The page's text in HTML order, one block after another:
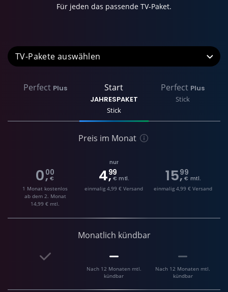
Für jeden das passende TV-Paket.
TV-Pakete
Perfect Plus Start
JAHRESPAKET
Stick
Perfect Plus
Stick
Preis im Monat
0,00
€
1 Monat kostenlos
ab dem 2. Monat
14,99 € mtl.
nur
4,99
€ mtl.
einmalig 4,99 € Versand
15,99
€ mtl.
einmalig 4,99 € Versand
Monatlich kündbar
Nach 12 Monaten mtl.
kündbar
Nach 12 Monaten mtl.
kündbar